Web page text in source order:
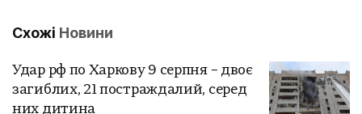
Схожі Новини
Удар рф по Харкову 9 серпня – двоє
загиблих, 21 постраждалий, серед
них дитина